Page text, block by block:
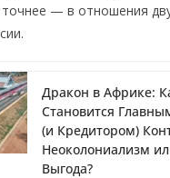
— в отношения
Дракон в Африке:
Становится
(и Кредитором)
Неоколониализм
Выгода?